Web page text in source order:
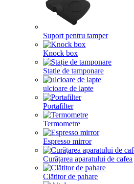
Suport pentru tamper
Knock box
Stație de tamponare
ulcioare de lapte
Portafilter
Termometre
Espresso mirror
Curățarea aparatului de cafea
Clătitor de pahare